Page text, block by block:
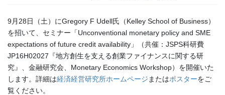
9月28日（土）にGregory F Udell氏（Kelley School of Business）
を招いて、セミナー「Unconventional monetary policy and SME
expectations of future credit availability」（共催：JSPS科研費
JP16H02027『地方創生を支える創業ファイナンスに関する研
究』、金融研究会、Monetary Economics Workshop）を開催いた
します。詳細は経済経営研究所ホームページ またはポスターをご
覧ください。